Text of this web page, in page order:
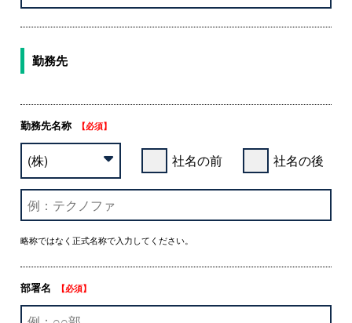
勤務先
勤務先名称 【必須】
社名の前 社名の後
略称ではなく正式名称で入力してください。
部署名 【必須】